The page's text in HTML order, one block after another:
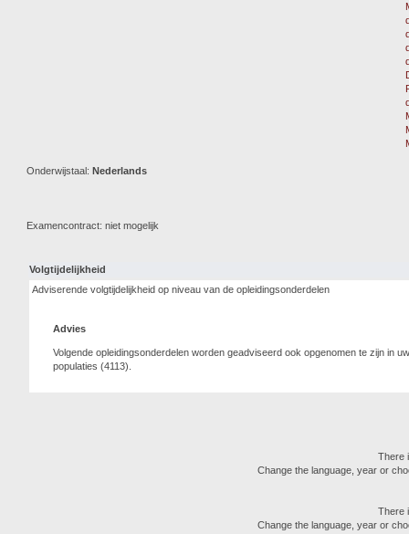
Onderwijstaal: Nederlands
Examencontract: niet mogelijk
Volgtijdelijkheid
Adviserende volgtijdelijkheid op niveau van de opleidingsonderdelen
Advies
Volgende opleidingsonderdelen worden geadviseerd ook opgenomen te zijn in
populaties (4113).
There
Change the language, year or
There
Change the language, year or